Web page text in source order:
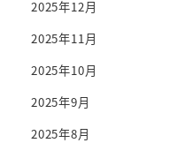
2025年12月
2025年11月
2025年10月
2025年9月
2025年8月